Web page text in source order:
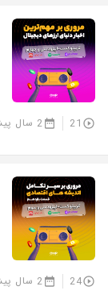
21 2 سال پیش
24 2 سال پیش